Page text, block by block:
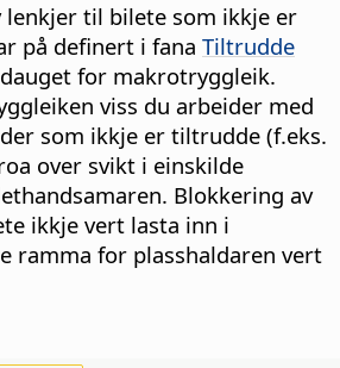
lenkjer til bilete som ikkje er
på definert i fana Tiltrudde
for makrotryggleik.
viss du arbeider med
som ikkje er tiltrudde (f.eks.
over svikt i einskilde
Blokkering av
ikkje vert lasta inn i
ramma for plasshaldaren vert